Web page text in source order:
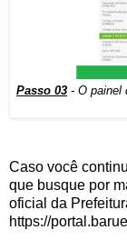
Passo 03 - O painel
Caso você
que busque por
oficial da
https://